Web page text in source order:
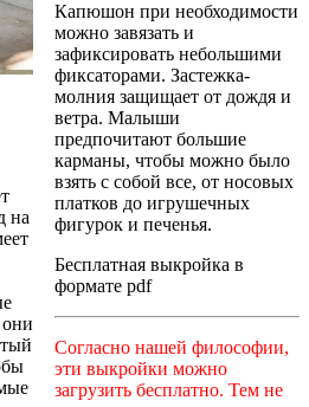
на
они
Капюшон при необходимости
можно завязать и
зафиксировать небольшими
фиксаторами. Застежка-
молния защищает от дождя и
ветра. Малыши
предпочитают большие
карманы, чтобы можно было
взять с собой все, от носовых
платков до игрушечных
фигурок и печенья.
Бесплатная выкройка в
формате pdf
Согласно нашей философии,
эти выкройки можно
загрузить бесплатно. Тем не